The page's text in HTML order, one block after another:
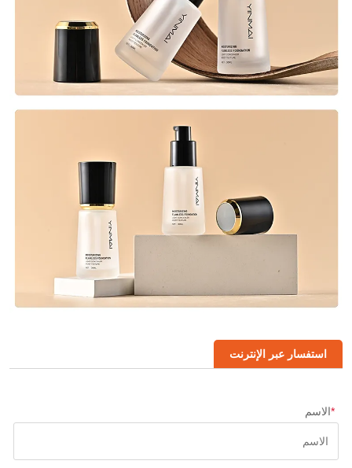
استفسار عبر الإنترنت
*الاسم